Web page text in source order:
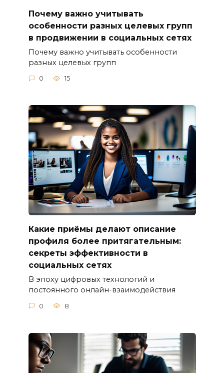
Почему важно учитывать
особенности разных целевых групп
в продвижении в социальных сетях
Почему важно учитывать особенности
разных целевых групп
0 15
Какие приёмы делают описание
профиля более притягательным:
секреты эффективности в
социальных сетях
В эпоху цифровых технологий и
постоянного онлайн-взаимодействия
0 8